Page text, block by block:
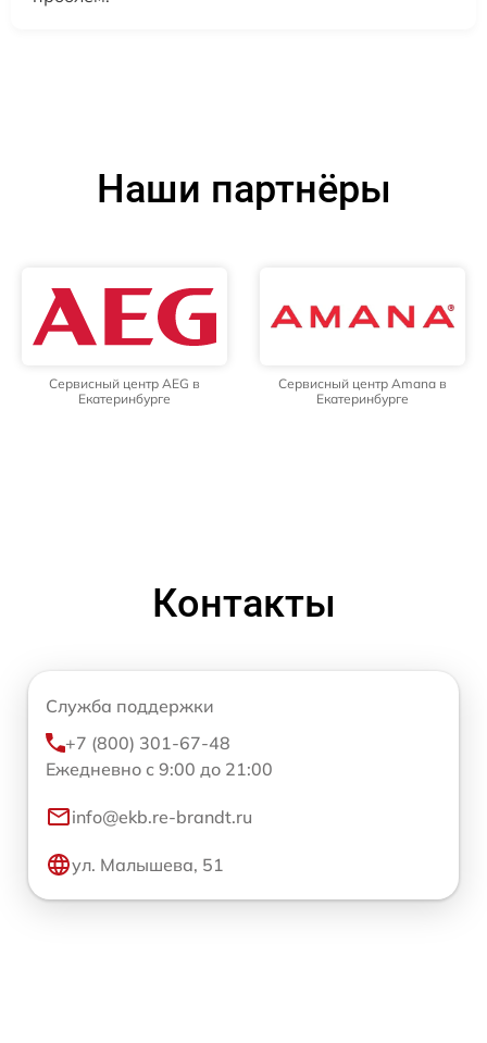
Наши партнёры
Сервисный центр AEG в
Екатеринбурге
Сервисный центр Amana в
Екатеринбурге
Контакты
Служба поддержки
+7 (800) 301-67-48
Ежедневно с 9:00 до 21:00
info@ekb.re-brandt.ru
ул. Малышева, 51